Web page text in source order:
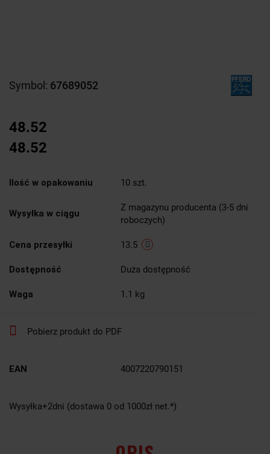
Symbol: 67689052
48.52
48.52
Ilość w opakowaniu 10 szt.
Wysyłka w ciągu
Z magazynu producenta (3-5 dni
roboczych)
Cena przesyłki 13.5
Dostępność Duża dostępność
Waga 1.1 kg
Pobierz produkt do PDF
EAN 4007220790151
Wysyłka+2dni (dostawa 0 od 1000zł net.*)